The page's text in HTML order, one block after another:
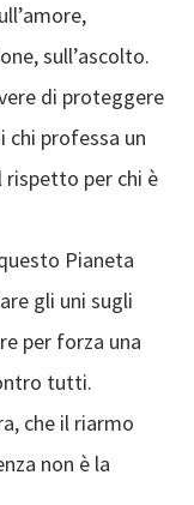
sull’ascolto.
di proteggere
professa un
per chi è
Pianeta
gli uni sugli
per forza una
tutti.
che il riarmo
non è la